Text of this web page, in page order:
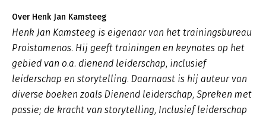
Over Henk Jan Kamsteeg
Henk Jan Kamsteeg is eigenaar van het trainingsbureau
Proistamenos. Hij geeft trainingen en keynotes op het
gebied van o.a. dienend leiderschap, inclusief
leiderschap en storytelling. Daarnaast is hij auteur van
diverse boeken zoals Dienend leiderschap, Spreken met
passie; de kracht van storytelling, Inclusief leiderschap